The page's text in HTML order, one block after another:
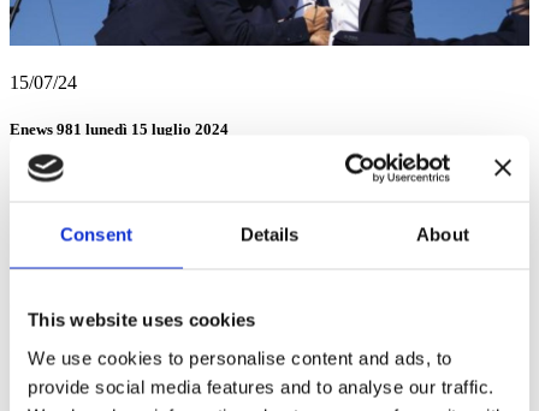
Consent Details About
This website uses cookies
We use cookies to personalise content and ads, to
provide social media features and to analyse our traffic.
15/07/24
Enews 981 lunedì 15 luglio 2024